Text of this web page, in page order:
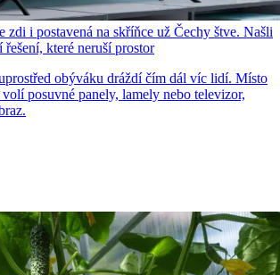
zdi i postavená na skříňce už Čechy štve. Našli
které neruší prostor
obýváku dráždí čím dál víc lidí. Místo
posuvné panely, lamely nebo televizor,